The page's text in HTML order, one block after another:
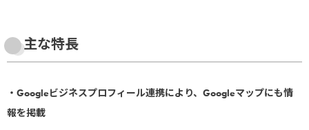
主な特長
・Googleビジネスプロフィール連携により、Googleマップにも情
報を掲載